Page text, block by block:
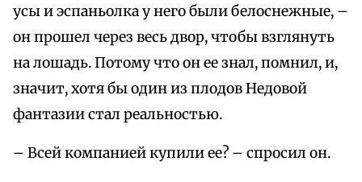
усы и эспаньолка у него были белоснежные, –
он прошел через весь двор, чтобы взглянуть
на лошадь. Потому что он ее знал, помнил, и,
значит, хотя бы один из плодов Недовой
фантазии стал реальностью.
– Всей компанией купили ее? – спросил он.